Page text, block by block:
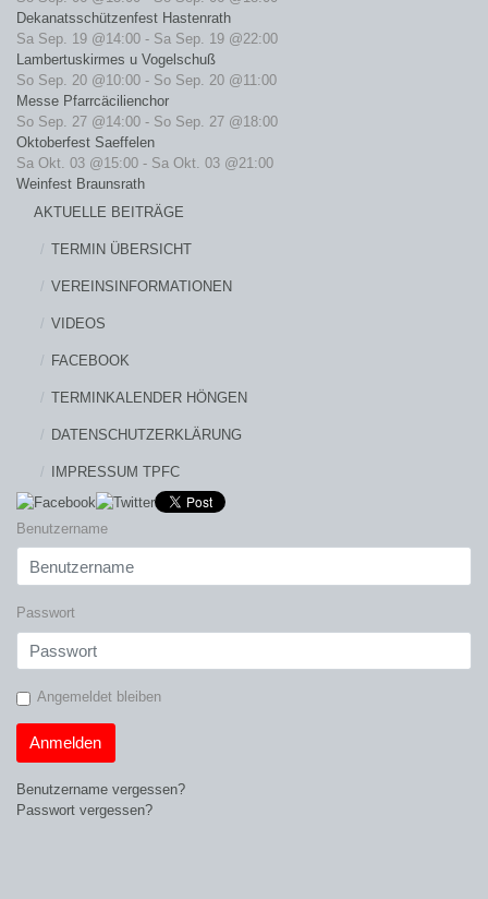
Dekanatsschützenfest Hastenrath
Sa Sep. 19 @14:00 - Sa Sep. 19 @22:00
Lambertuskirmes u Vogelschuß
So Sep. 20 @10:00 - So Sep. 20 @11:00
Messe Pfarrcäcilienchor
So Sep. 27 @14:00 - So Sep. 27 @18:00
Oktoberfest Saeffelen
Sa Okt. 03 @15:00 - Sa Okt. 03 @21:00
Weinfest Braunsrath
AKTUELLE BEITRÄGE
TERMIN ÜBERSICHT
VEREINSINFORMATIONEN
VIDEOS
FACEBOOK
TERMINKALENDER HÖNGEN
DATENSCHUTZERKLÄRUNG
IMPRESSUM TPFC
Benutzername
Passwort
Angemeldet bleiben
Anmelden
Benutzername vergessen?
Passwort vergessen?